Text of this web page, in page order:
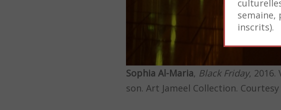
Sophia Al-Maria, Black Friday, 2016.
son. Art Jameel Collection.
semaine,
inscrits).